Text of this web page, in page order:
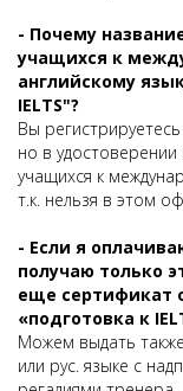
- Почему
учащихся к
английскому
IELTS"?
Вы регистрируетесь
но в
учащихся к
т.к. нельзя в этом
- Если я
получаю только
еще сертификат
«подготовка к
Можем выдать
или рус. языке с